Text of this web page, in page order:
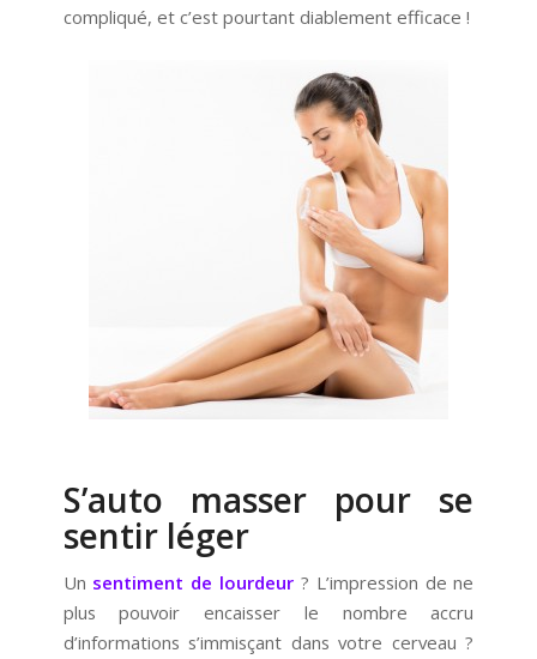
compliqué, et c’est pourtant diablement efficace !
S’auto masser pour se
sentir léger
Un sentiment de lourdeur ? L’impression de ne
plus pouvoir encaisser le nombre accru
d’informations s’immisçant dans votre cerveau ?